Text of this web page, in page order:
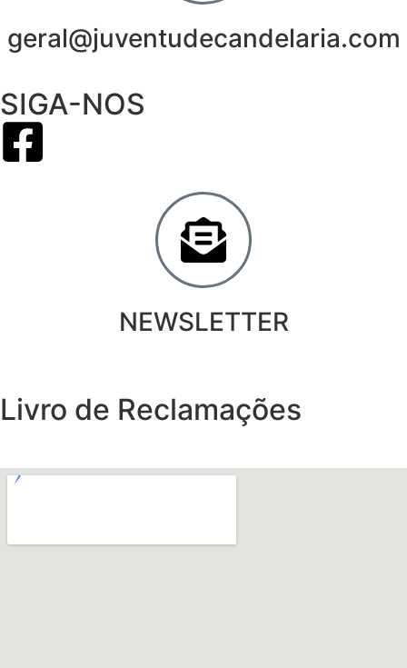
geral@juventudecandelaria.com
SIGA-NOS
NEWSLETTER
Livro de Reclamações